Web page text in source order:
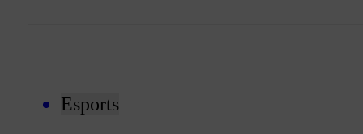
Fes-te'n soci!
Esports